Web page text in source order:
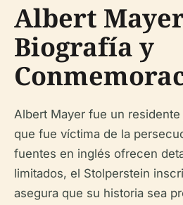
Albert
Biografía y
Albert Mayer fue un
que fue víctima de la
fuentes en inglés ofrecen
limitados, el Stolperstein
asegura que su historia sea